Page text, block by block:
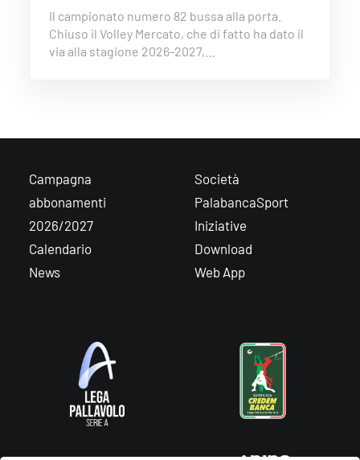
Il campionato numero 82 bussa alla porta.
Chiuso il Volley Mercato, che di fatto ha dato il
via alla stagione 2026-2027,…
Campagna
abbonamenti
2026/2027
Calendario
News
Società
PalabancaSport
Iniziative
Download
Web App